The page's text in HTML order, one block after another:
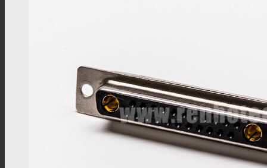
高密度D SUB
混合型D SUB